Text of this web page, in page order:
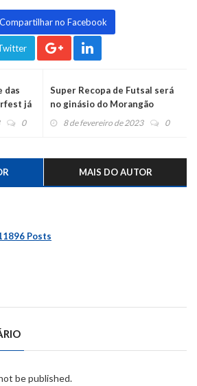
Compartilhar no Facebook
das
já
0
Super Recopa de Futsal será
no ginásio do Morangão
8 de fevereiro de 2023 0
MAIS DO AUTOR
Posts
be published.